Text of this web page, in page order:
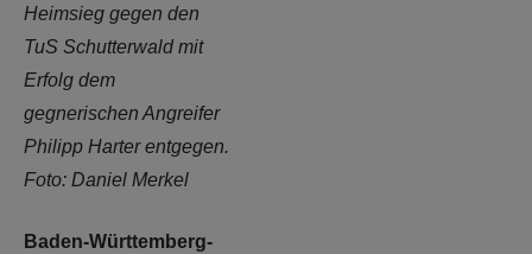
Heimsieg gegen den
TuS Schutterwald mit
Erfolg dem
gegnerischen Angreifer
Philipp Harter entgegen.
Foto: Daniel Merkel
Baden-Württemberg-